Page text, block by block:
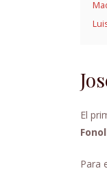
El
Para